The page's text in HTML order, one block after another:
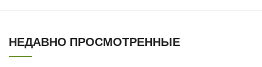
НЕДАВНО ПРОСМОТРЕННЫЕ